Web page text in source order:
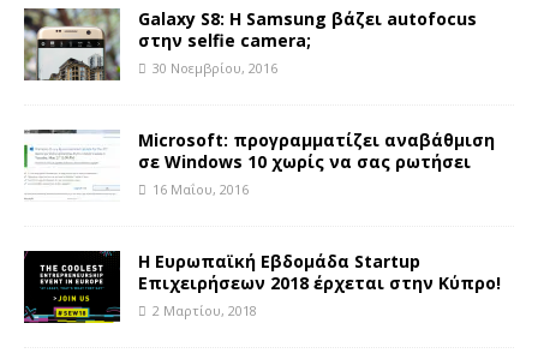
Galaxy S8: Η Samsung βάζει autofocus
στην selfie camera;
30 Νοεμβρίου, 2016
Microsoft: προγραμματίζει αναβάθμιση
σε Windows 10 χωρίς να σας ρωτήσει
16 Μαΐου, 2016
Η Ευρωπαϊκή Εβδομάδα Startup
Επιχειρήσεων 2018 έρχεται στην Κύπρο!
2 Μαρτίου, 2018